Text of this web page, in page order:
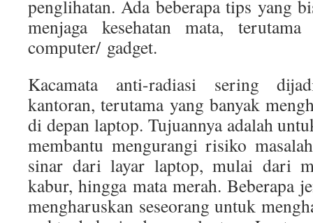
penglihatan. Ada beberapa tips yang
menjaga kesehatan mata,
computer/ gadget.
Kacamata anti-radiasi sering
kantoran, terutama yang banyak
di depan laptop. Tujuannya adalah
membantu mengurangi risiko
sinar dari layar laptop, mulai dari
kabur, hingga mata merah. Beberapa
mengharuskan seseorang untuk